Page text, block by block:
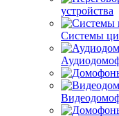
устройства
Системы